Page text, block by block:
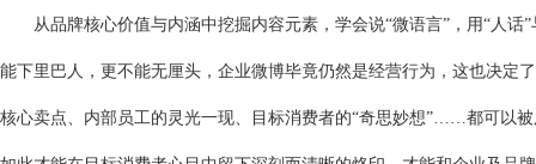
从品牌核心价值与内涵中挖掘内容元素，学会说“微语言”，用“人话
能下里巴人，更不能无厘头，企业微博毕竟仍然是经营行为，这也决定
核心卖点、内部员工的灵光一现、目标消费者的“奇思妙想”……都可以